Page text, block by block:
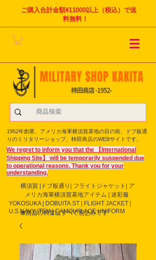
ご購入合計金額¥11000以上（税込）で送
料無料！
1952年創業、アメリカ海軍横須賀基地の目の前、ドブ板通
りのミリタリーショップ、柿田商店のWEBサイトです。
We regret to inform you that the 【International
Shipping Site】 will be temporarily suspended due
to operational reasons. Thank you for your
understanding.
横須賀 |ドブ板通り| フライト ジャケット| ア
メリカ海軍横須賀基地アイテム | 迷彩服
YOKOSUKA | DOBUITA.ST | FLIGHT JACKET |
U.S.NAVY ITEM | CAMOUFLAGE UNIFORM
※商品の料金はすべて税込みです